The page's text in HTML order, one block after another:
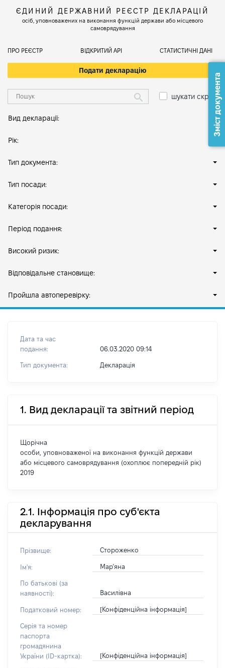
ЄДИНИЙ ДЕРЖАВНИЙ РЕЄСТР ДЕКЛАРАЦІЙ
осіб, уповноважених на виконання функцій держави або місцевого
самоврядування
ПРО РЕЄСТР ВІДКРИТИЙ АРІ СТАТИСТИЧНІ ДАНІ
Подати декларацію
шукати скрізь
Вид декларації:
Рік:
Тип документа:
Тип посади:
Категорія посади:
Період подання:
Високий ризик:
Відповідальне становище:
Пройшла автоперевірку:
Дата та час
подання:
06.03.2020 09:14
Тип документа: Декларація
1. Вид декларації та звітний період
Щорічна
особи, уповноваженої на виконання функцій держави
або місцевого самоврядування (охоплює попередній рік)
2019
2.1. Інформація про суб'єкта
декларування
Прізвище: Стороженко
Ім'я: Мар’яна
По батькові (за
наявності):
Василівна
Податковий номер: [Конфіденційна інформація]
Серія та номер
паспорта
громадянина
України (ID-картка):
[Конфіденційна інформація]
Зміст документа